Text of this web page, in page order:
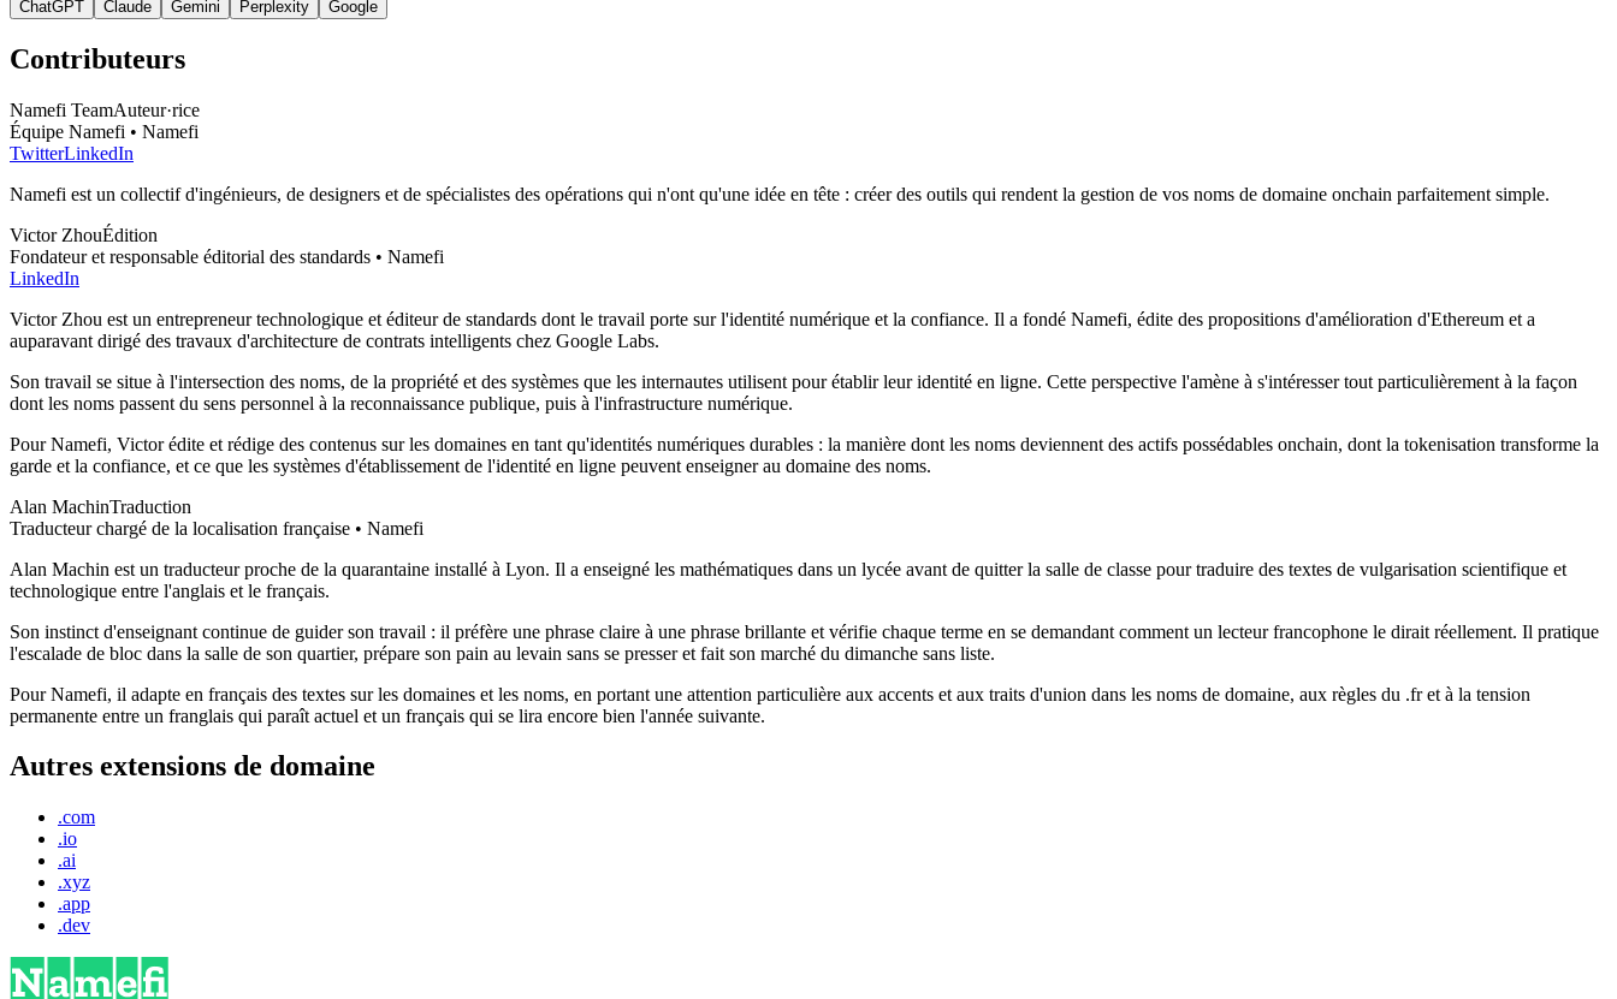
ChatGPT Claude Gemini Perplexity Google
Contributeurs
Namefi TeamAuteur·rice
Équipe Namefi • Namefi
TwitterLinkedIn
Namefi est un collectif d'ingénieurs, de designers et de spécialistes des opérations qui n'ont qu'une idée en tête : créer des outils qui rendent la gestion de vos noms de domaine onchain parfaitement simple.
Victor ZhouÉdition
Fondateur et responsable éditorial des standards • Namefi
LinkedIn
Victor Zhou est un entrepreneur technologique et éditeur de standards dont le travail porte sur l'identité numérique et la confiance. Il a fondé Namefi, édite des propositions d'amélioration d'Ethereum et a
auparavant dirigé des travaux d'architecture de contrats intelligents chez Google Labs.
Son travail se situe à l'intersection des noms, de la propriété et des systèmes que les internautes utilisent pour établir leur identité en ligne. Cette perspective l'amène à s'intéresser tout particulièrement à la façon
dont les noms passent du sens personnel à la reconnaissance publique, puis à l'infrastructure numérique.
Pour Namefi, Victor édite et rédige des contenus sur les domaines en tant qu'identités numériques durables : la manière dont les noms deviennent des actifs possédables onchain, dont la tokenisation transforme la
garde et la confiance, et ce que les systèmes d'établissement de l'identité en ligne peuvent enseigner au domaine des noms.
Alan MachinTraduction
Traducteur chargé de la localisation française • Namefi
Alan Machin est un traducteur proche de la quarantaine installé à Lyon. Il a enseigné les mathématiques dans un lycée avant de quitter la salle de classe pour traduire des textes de vulgarisation scientifique et
technologique entre l'anglais et le français.
Son instinct d'enseignant continue de guider son travail : il préfère une phrase claire à une phrase brillante et vérifie chaque terme en se demandant comment un lecteur francophone le dirait réellement. Il pratique
l'escalade de bloc dans la salle de son quartier, prépare son pain au levain sans se presser et fait son marché du dimanche sans liste.
Pour Namefi, il adapte en français des textes sur les domaines et les noms, en portant une attention particulière aux accents et aux traits d'union dans les noms de domaine, aux règles du .fr et à la tension
permanente entre un franglais qui paraît actuel et un français qui se lira encore bien l'année suivante.
Autres extensions de domaine
.com
.io
.ai
.xyz
.app
.dev